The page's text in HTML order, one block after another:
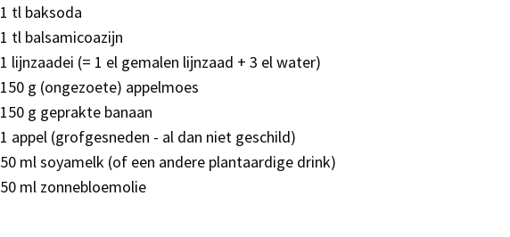
1 tl baksoda
1 tl balsamicoazijn
1 lijnzaadei (= 1 el gemalen lijnzaad + 3 el water)
150 g (ongezoete) appelmoes
150 g geprakte banaan
1 appel (grofgesneden - al dan niet geschild)
50 ml soyamelk (of een andere plantaardige drink)
50 ml zonnebloemolie